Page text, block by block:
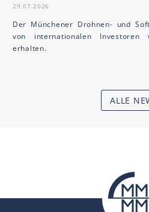
29.07.2026
Der Münchener Drohnen- und
von internationalen Investoren
erhalten.
ALLE